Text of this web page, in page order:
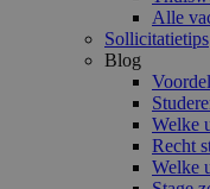
Alle
Sollicitatietips
Blog
Welke
Recht
Welke